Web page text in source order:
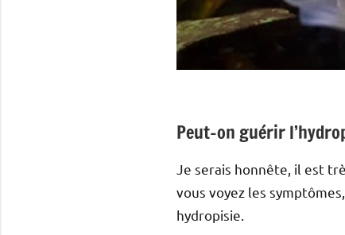
Peut-on guérir
Je serais honnête, il est
vous voyez les
hydropisie.